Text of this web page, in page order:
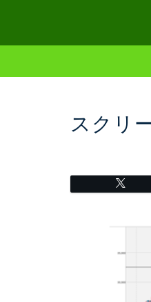
スクリ